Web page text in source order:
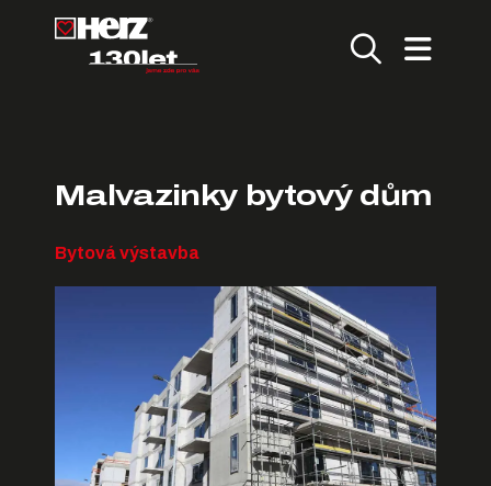
Malvazinky bytový dům
Bytová výstavba